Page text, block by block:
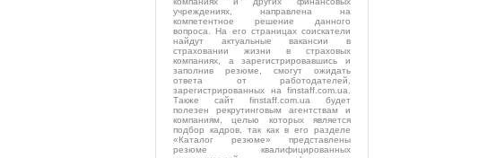
учреждениях, направлена на
компетентное решение данного
вопроса. На его страницах соискатели
найдут актуальные вакансии в
страховании жизни в страховых
компаниях, а зарегистрировавшись и
заполнив резюме, смогут ожидать
ответа от работодателей,
зарегистрированных на finstaff.com.ua.
Также сайт finstaff.com.ua будет
полезен рекрутинговым агентствам и
компаниям, целью которых является
подбор кадров, так как в его разделе
«Каталог резюме» представлены
резюме квалифицированных